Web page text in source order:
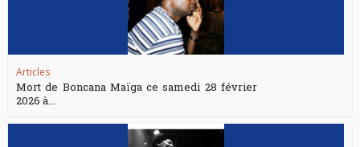
Articles
Mort de Boncana Maïga ce samedi 28 février
2026 à...